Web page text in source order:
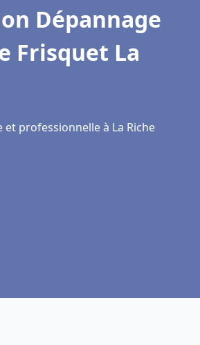
Dépannage
Frisquet La
professionnelle à La Riche